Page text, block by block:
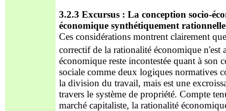
3.2.3 Excursus : La conception socio-
économique synthétiquement rationnelle
Ces considérations montrent clairement
correctif de la rationalité économique
économique reste incontestée quant à
sociale comme deux logiques normatives
la division du travail, mais est une excro
travers le système de propriété. Compte
marché capitaliste, la rationalité